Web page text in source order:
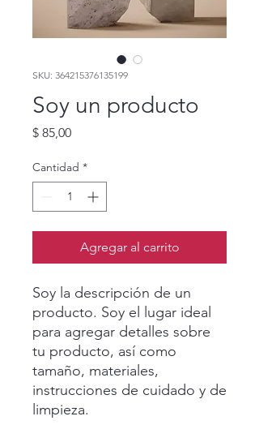
SKU: 364215376135199
Soy un producto
$ 85,00Precio
Cantidad *
Agregar al carrito
Soy la descripción de un
producto. Soy el lugar ideal
para agregar detalles sobre
tu producto, así como
tamaño, materiales,
instrucciones de cuidado y de
limpieza.